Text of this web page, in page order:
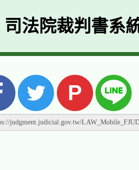
司法院裁判書系
P